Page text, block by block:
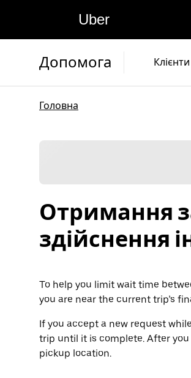
Uber
Допомога Клієнти
Головна
Отримання
здійснення
To help you limit wait time
you are near the current trip’s
If you accept a new request
trip until it is complete. After you
pickup location.